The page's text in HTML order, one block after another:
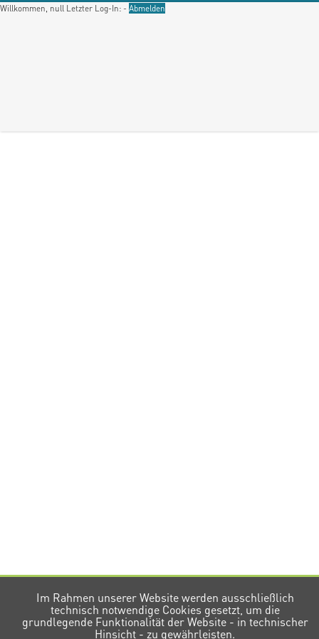
Willkommen, null Letzter Log-In: - Abmelden
Im Rahmen unserer Website werden ausschließlich
technisch notwendige Cookies gesetzt, um die
grundlegende Funktionalität der Website - in technischer
Hinsicht - zu gewährleisten.